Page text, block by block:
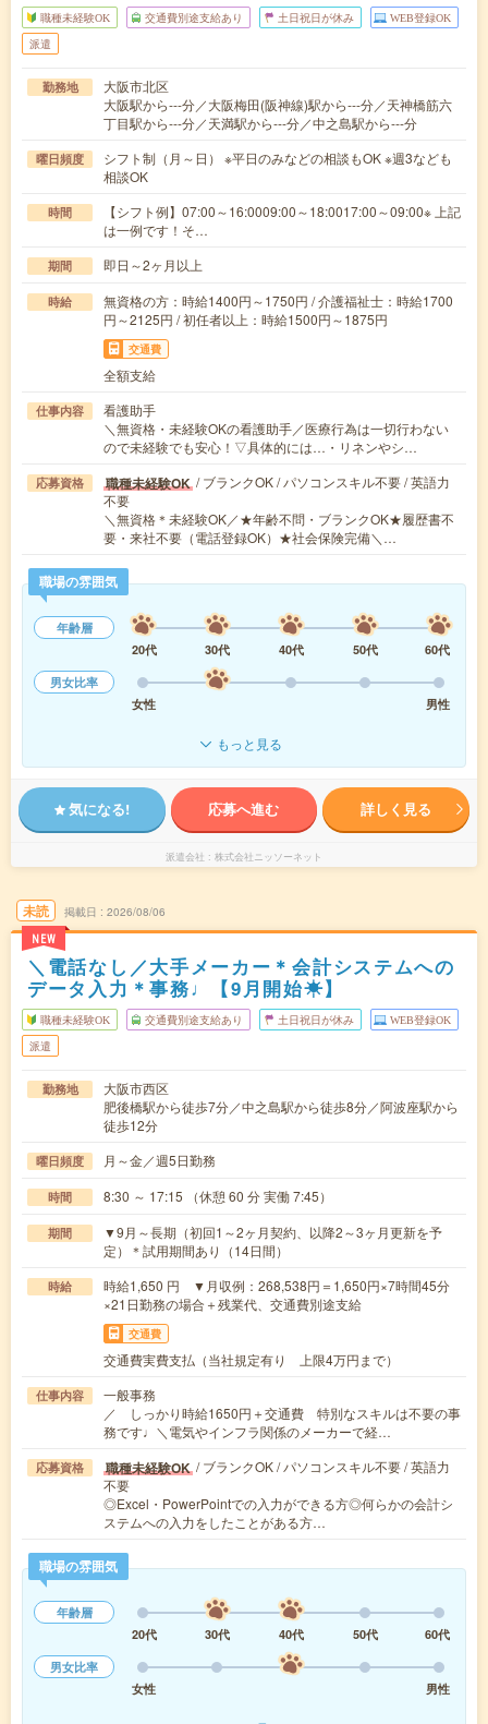
職種未経験OK 交通費別途支給あり 土日祝日が休み WEB登録OK
派遣
勤務地
大阪市北区
大阪駅から---分／大阪梅田(阪神線)駅から---分／天神橋筋六
丁目駅から---分／天満駅から---分／中之島駅から---分
曜日頻度
シフト制（月～日） ※平日のみなどの相談もOK ※週3なども
相談OK
時間
【シフト例】07:00～16:0009:00～18:0017:00～09:00※ 上記
は一例です！そ…
期間 即日～2ヶ月以上
時給
無資格の方：時給1400円～1750円 / 介護福祉士：時給1700
円～2125円 / 初任者以上：時給1500円～1875円
交通費
全額支給
仕事内容
看護助手
＼無資格・未経験OKの看護助手／医療行為は一切行わない
ので未経験でも安心！▽具体的には…・リネンやシ…
応募資格 職種未経験OK / ブランクOK / パソコンスキル不要 / 英語力
不要
＼無資格＊未経験OK／★年齢不問・ブランクOK★履歴書不
要・来社不要（電話登録OK）★社会保険完備＼…
職場の雰囲気
年齢層
20代
30代 40代 50代
60代
男女比率
女性
男性
もっと見る
気になる! 応募へ進む 詳しく見る
派遣会社 株式会社ニッソーネット
未読
NEW
掲載日 2026/08/06
＼電話なし／大手メーカー＊会計システムへの
データ入力＊事務♩【9月開始☀】
職種未経験OK 交通費別途支給あり 土日祝日が休み WEB登録OK
派遣
勤務地
大阪市西区
肥後橋駅から徒歩7分／中之島駅から徒歩8分／阿波座駅から
徒歩12分
曜日頻度 月～金／週5日勤務
時間 8:30 ～ 17:15 （休憩 60 分 実働 7:45）
期間
▼9月～長期（初回1～2ヶ月契約、以降2～3ヶ月更新を予
定）＊試用期間あり（14日間）
時給
時給1,650 円 ▼月収例：268,538円＝1,650円×7時間45分
×21日勤務の場合＋残業代、交通費別途支給
交通費
交通費実費支払（当社規定有り 上限4万円まで）
仕事内容
一般事務
／ しっかり時給1650円＋交通費 特別なスキルは不要の事
務です♩＼電気やインフラ関係のメーカーで経…
応募資格 職種未経験OK / ブランクOK / パソコンスキル不要 / 英語力
不要
◎Excel・PowerPointでの入力ができる方◎何らかの会計シ
ステムへの入力をしたことがある方…
職場の雰囲気
年齢層
20代
30代 40代 50代
60代
男女比率
女性
男性